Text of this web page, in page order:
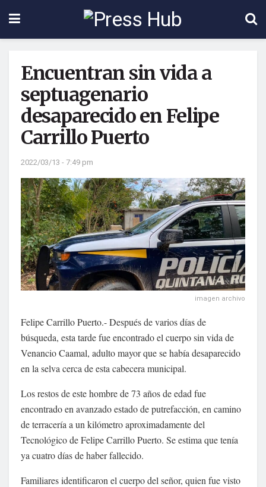
Encuentran sin vida a
septuagenario
desaparecido en Felipe
Carrillo Puerto
2022/03/13 - 7:49 pm
imagen archivo
Felipe Carrillo Puerto.- Después de varios días de
búsqueda, esta tarde fue encontrado el cuerpo sin vida de
Venancio Caamal, adulto mayor que se había desaparecido
en la selva cerca de esta cabecera municipal.
Los restos de este hombre de 73 años de edad fue
encontrado en avanzado estado de putrefacción, en camino
de terracería a un kilómetro aproximadamente del
Tecnológico de Felipe Carrillo Puerto. Se estima que tenía
ya cuatro días de haber fallecido.
Familiares identificaron el cuerpo del señor, quien fue visto